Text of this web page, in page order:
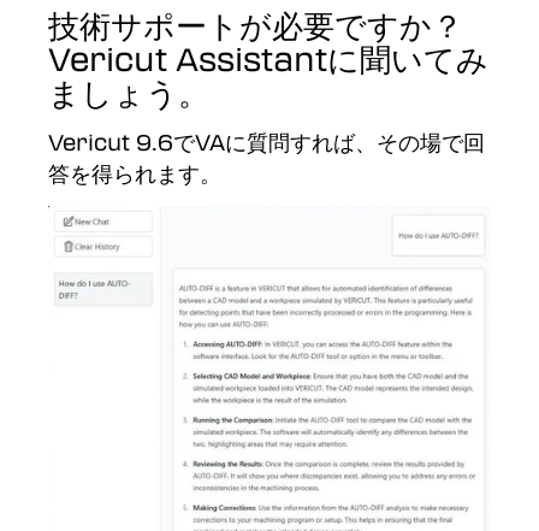
技術サポートが必要ですか？
Vericut Assistantに聞いてみ
ましょう。
Vericut 9.6でVAに質問すれば、その場で回
答を得られます。